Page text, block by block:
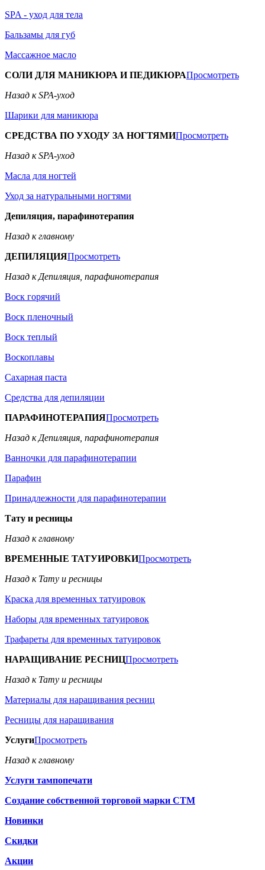
SPA - уход для тела
Бальзамы для губ
Массажное масло
СОЛИ ДЛЯ МАНИКЮРА И ПЕДИКЮРАПросмотреть
Назад к SPA-уход
Шарики для маникюра
СРЕДСТВА ПО УХОДУ ЗА НОГТЯМИПросмотреть
Назад к SPA-уход
Масла для ногтей
Уход за натуральными ногтями
Депиляция, парафинотерапия
Назад к главному
ДЕПИЛЯЦИЯПросмотреть
Назад к Депиляция, парафинотерапия
Воск горячий
Воск пленочный
Воск теплый
Воскоплавы
Сахарная паста
Средства для депиляции
ПАРАФИНОТЕРАПИЯПросмотреть
Назад к Депиляция, парафинотерапия
Ванночки для парафинотерапии
Парафин
Принадлежности для парафинотерапии
Тату и ресницы
Назад к главному
ВРЕМЕННЫЕ ТАТУИРОВКИПросмотреть
Назад к Тату и ресницы
Краска для временных татуировок
Наборы для временных татуировок
Трафареты для временных татуировок
НАРАЩИВАНИЕ РЕСНИЦПросмотреть
Назад к Тату и ресницы
Материалы для наращивания ресниц
Ресницы для наращивания
УслугиПросмотреть
Назад к главному
Услуги тампопечати
Создание собственной торговой марки СТМ
Новинки
Скидки
Акции